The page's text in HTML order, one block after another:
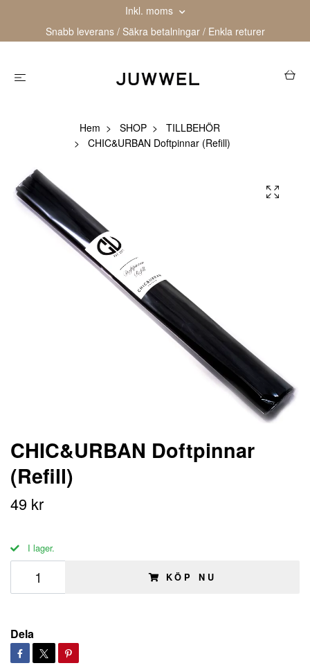
Inkl. moms
Snabb leverans / Säkra betalningar / Enkla returer
Hem SHOP
TILLBEHÖR
CHIC&URBAN Doftpinnar (Refill)
CHIC&URBAN Doftpinnar
(Refill)
49 kr
I lager.
KÖP NU
Dela